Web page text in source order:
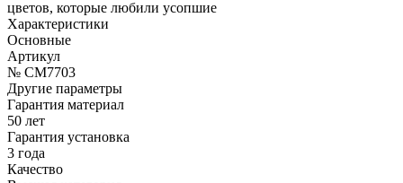
цветов, которые любили усопшие
Характеристики
Основные
Артикул
№ CM7703
Другие параметры
Гарантия материал
50 лет
Гарантия установка
3 года
Качество